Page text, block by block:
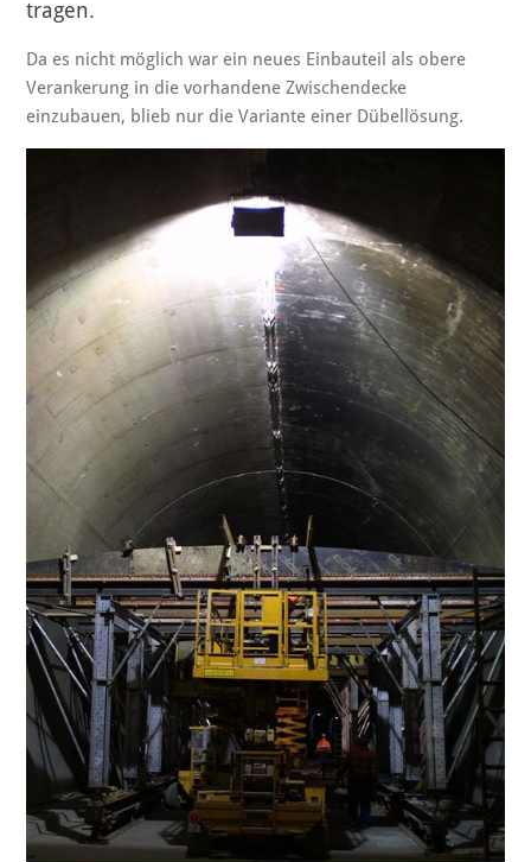
tragen.
Da es nicht möglich war ein neues Einbauteil als obere
Verankerung in die vorhandene Zwischendecke
einzubauen, blieb nur die Variante einer Dübellösung.